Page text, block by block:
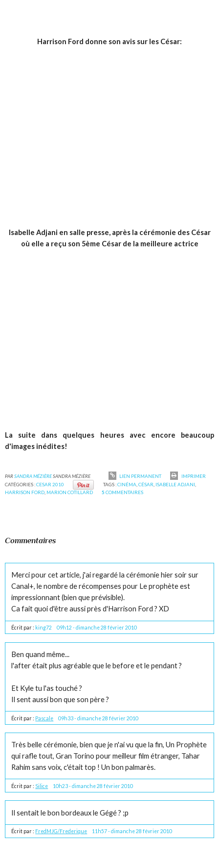
Harrison Ford donne son avis sur les César:
Isabelle Adjani en salle presse, après la cérémonie des César
où elle a reçu son 5ème César de la meilleure actrice
La suite dans quelques heures avec encore beaucoup
d'images inédites!
PARSANDRA MÉZIÈRESANDRA MÉZIÈRE LIEN PERMANENT
IMPRIMER
CATÉGORIES :CESAR 2010 TAGS :CINÉMA CÉSAR ISABELLE ADJANI
HARRISON FORD MARION COTILLARD 5 COMMENTAIRES
Commentaires
Merci pour cet article, j'ai regardé la cérémonie hier soir sur
Canal+, le nombre de récompenses pour Le prophète est
impressionnant (bien que prévisible).
Ca fait quoi d'être aussi près d'Harrison Ford ? XD
Écrit par : king72 09h12 -dimanche 28 février 2010
Ben quand même...
l'after était plus agréable que le before et le pendant ?
Et Kyle tu l'as touché ?
Il sent aussi bon que son père ?
Écrit par : Pascale 09h33-dimanche 28 février 2010
Très belle cérémonie, bien que je n'ai vu que la fin, Un Prophète
qui rafle tout, Gran Torino pour meilleur film étranger, Tahar
Rahim sans voix, c'était top ! Un bon palmarès.
Écrit par : Silice 10h23-dimanche 28 février 2010
Il sentait le bon bordeaux le Gégé ? ;p
Écrit par : FredMJG/Frederique 11h57-dimanche 28 février 2010